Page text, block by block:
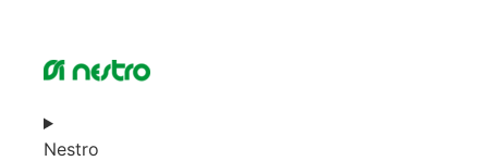
Nestro